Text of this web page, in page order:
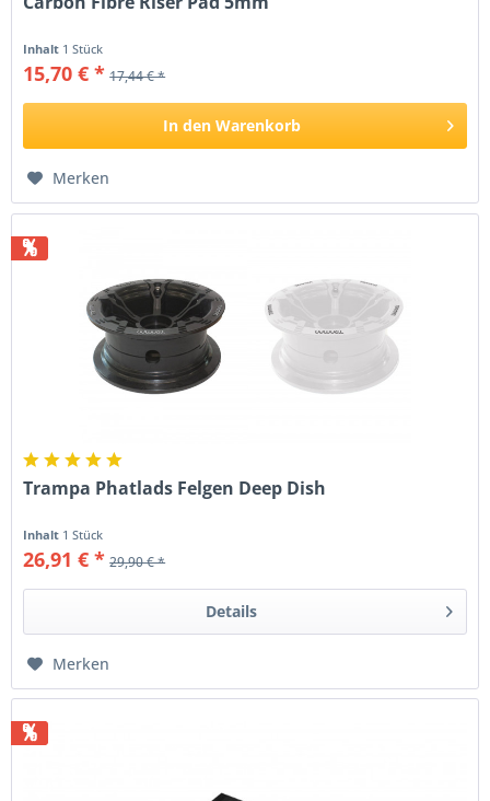
Inhalt 1 Stück
15,70 € * 17,44 € *
In den Warenkorb
Merken
%
Trampa Phatlads Felgen Deep Dish
Inhalt 1 Stück
26,91 € * 29,90 € *
Details
Merken
%